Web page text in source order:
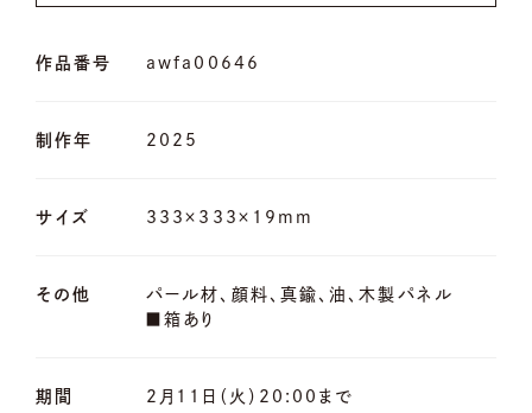
作品番号 awfa00646
制作年 2025
サイズ 333×333×19mm
その他
パール材、顔料、真鍮、油、木製パネル
■箱あり
期間 2月11日（火）20:00まで